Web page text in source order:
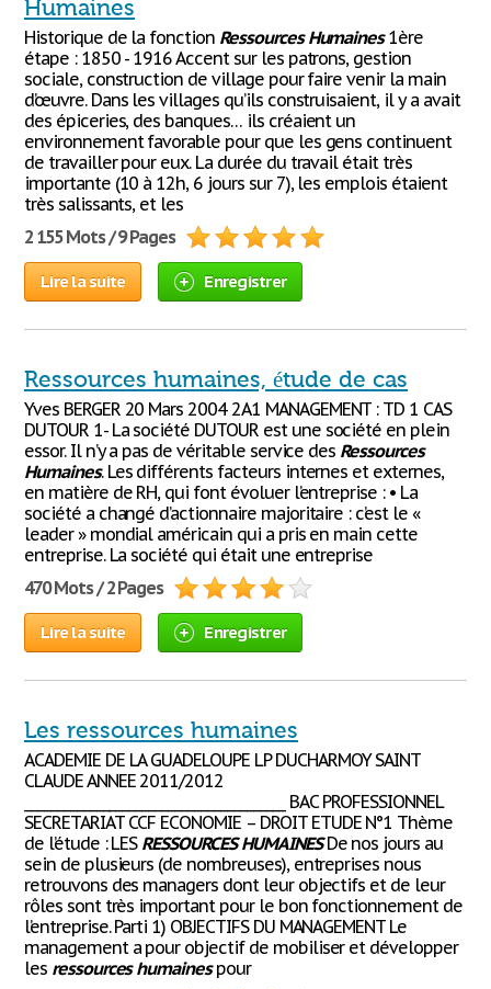
Humaines
Historique de la fonction Ressources Humaines1ère
étape : 1850 - 1916 Accent sur les patrons, gestion
sociale, construction de village pour faire venir la main
d’œuvre. Dans les villages qu’ils construisaient, il y a avait
des épiceries, des banques… ils créaient un
environnement favorable pour que les gens continuent
de travailler pour eux. La durée du travail était très
importante (10 à 12h, 6 jours sur 7), les emplois étaient
très salissants, et les
2 155 Mots / 9 Pages
Lire la suite Enregistrer
Ressources humaines, étude de cas
Yves BERGER 20 Mars 2004 2A1 MANAGEMENT : TD 1 CAS
DUTOUR 1- La société DUTOUR est une société en plein
essor. Il n’y a pas de véritable service des Ressources
Humaines. Les différents facteurs internes et externes,
en matière de RH, qui font évoluer l’entreprise : • La
société a changé d’actionnaire majoritaire : c’est le «
leader » mondial américain qui a pris en main cette
entreprise. La société qui était une entreprise
470 Mots / 2 Pages
Lire la suite Enregistrer
Les ressources humaines
ACADEMIE DE LA GUADELOUPE LP DUCHARMOY SAINT
CLAUDE ANNEE 2011/2012
________________________________________ BAC PROFESSIONNEL
SECRETARIAT CCF ECONOMIE – DROIT ETUDE N°1 Thème
de l’étude : LES RESSOURCES HUMAINESDe nos jours au
sein de plusieurs (de nombreuses), entreprises nous
retrouvons des managers dont leur objectifs et de leur
rôles sont très important pour le bon fonctionnement de
l’entreprise. Parti 1) OBJECTIFS DU MANAGEMENT Le
management a pour objectif de mobiliser et développer
les ressources humainespour